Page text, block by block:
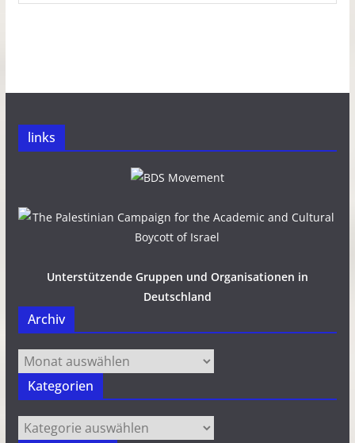
links
Unterstützende Gruppen und Organisationen in
Deutschland
Archiv
Archiv
Kategorien
Kategorien